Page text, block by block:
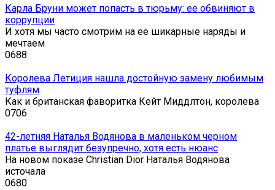
Карла Бруни может попасть в тюрьму: ее обвиняют в
коррупции
И хотя мы часто смотрим на ее шикарные наряды и
мечтаем
0688
Королева Летиция нашла достойную замену любимым
туфлям
Как и британская фаворитка Кейт Миддлтон, королева
0706
42-летняя Наталья Водянова в маленьком черном
платье выглядит безупречно, хотя есть нюанс
На новом показе Christian Dior Наталья Водянова
источала
0680